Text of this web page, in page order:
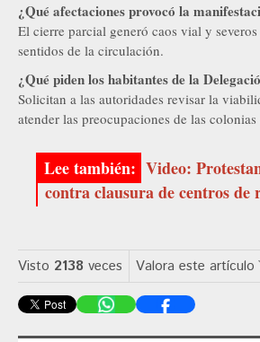
¿Qué afectaciones provocó la
El cierre parcial generó caos vial y severos
sentidos de la circulación.
¿Qué piden los habitantes de la
Solicitan a las autoridades revisar la
atender las preocupaciones de las colonias
Video:
contra clausura de centros de
Visto 2138 veces Valora este artículo